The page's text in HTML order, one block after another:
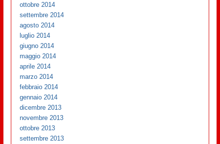
ottobre 2014
settembre 2014
agosto 2014
luglio 2014
giugno 2014
maggio 2014
aprile 2014
marzo 2014
febbraio 2014
gennaio 2014
dicembre 2013
novembre 2013
ottobre 2013
settembre 2013